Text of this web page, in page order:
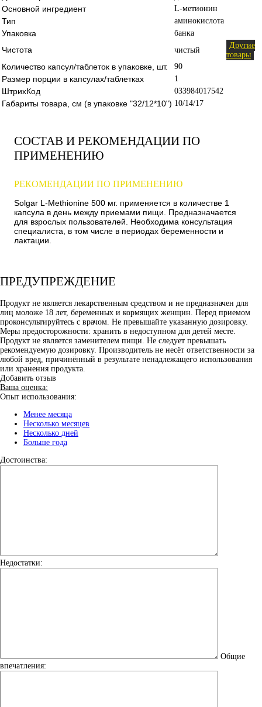
Основной ингредиент L-метионин
Тип аминокислота
Упаковка банка
Чистота чистый
Другие
товары
Количество капсул/таблеток в упаковке, шт. 90
Размер порции в капсулах/таблетках 1
ШтрихКод 033984017542
Габариты товара, см (в упаковке "32/12*10") 10/14/17
СОСТАВ И РЕКОМЕНДАЦИИ ПО
ПРИМЕНЕНИЮ
РЕКОМЕНДАЦИИ ПО ПРИМЕНЕНИЮ
Solgar L-Methionine 500 мг. применяется в количестве 1
капсула в день между приемами пищи. Предназначается
для взрослых пользователей. Необходима консультация
специалиста, в том числе в периодах беременности и
лактации.
ПРЕДУПРЕЖДЕНИЕ
Продукт не является лекарственным средством и не предназначен для
лиц моложе 18 лет, беременных и кормящих женщин. Перед приемом
проконсультируйтесь с врачом. Не превышайте указанную дозировку.
Меры предосторожности: хранить в недоступном для детей месте.
Продукт не является заменителем пищи. Не следует превышать
рекомендуемую дозировку. Производитель не несёт ответственности за
любой вред, причинённый в результате ненадлежащего использования
или хранения продукта.
Добавить отзыв
Ваша оценка:
Опыт использования:
Менее месяца
Несколько месяцев
Несколько дней
Больше года
Достоинства:
Недостатки:
Общие
впечатления: